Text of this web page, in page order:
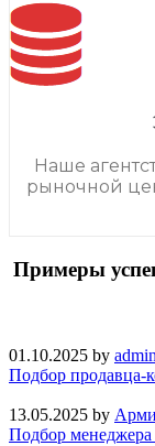
Наше
рыночной
Примеры
01.10.2025 by
Подбор продавца-
13.05.2025 by
Подбор